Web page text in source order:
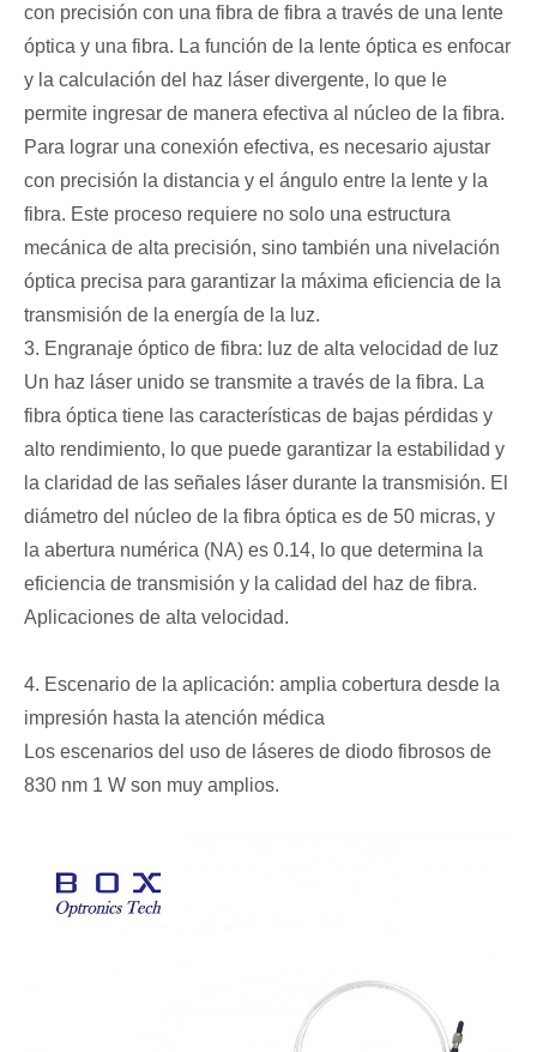
con precisión con una fibra de fibra a través de una lente
óptica y una fibra. La función de la lente óptica es enfocar
y la calculación del haz láser divergente, lo que le
permite ingresar de manera efectiva al núcleo de la fibra.
Para lograr una conexión efectiva, es necesario ajustar
con precisión la distancia y el ángulo entre la lente y la
fibra. Este proceso requiere no solo una estructura
mecánica de alta precisión, sino también una nivelación
óptica precisa para garantizar la máxima eficiencia de la
transmisión de la energía de la luz.
3. Engranaje óptico de fibra: luz de alta velocidad de luz
Un haz láser unido se transmite a través de la fibra. La
fibra óptica tiene las características de bajas pérdidas y
alto rendimiento, lo que puede garantizar la estabilidad y
la claridad de las señales láser durante la transmisión. El
diámetro del núcleo de la fibra óptica es de 50 micras, y
la abertura numérica (NA) es 0.14, lo que determina la
eficiencia de transmisión y la calidad del haz de fibra.
Aplicaciones de alta velocidad.
4. Escenario de la aplicación: amplia cobertura desde la
impresión hasta la atención médica
Los escenarios del uso de láseres de diodo fibrosos de
830 nm 1 W son muy amplios.